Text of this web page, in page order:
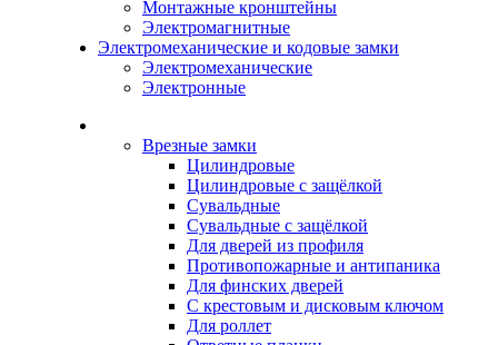
Монтажные кронштейны
Электромагнитные
Электромеханические и кодовые замки
Электромеханические
Электронные
Врезные замки
Цилиндровые
Цилиндровые с защёлкой
Сувальдные
Сувальдные с защёлкой
Для дверей из профиля
Противопожарные и антипаника
Для финских дверей
С крестовым и дисковым ключом
Для роллет